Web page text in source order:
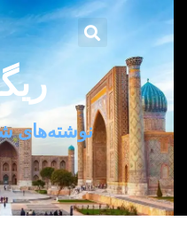
نوشته‌های